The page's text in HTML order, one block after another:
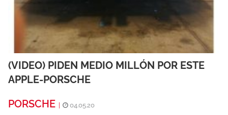
(VIDEO) PIDEN MEDIO MILLÓN POR ESTE
APPLE-PORSCHE
PORSCHE
04.05.20